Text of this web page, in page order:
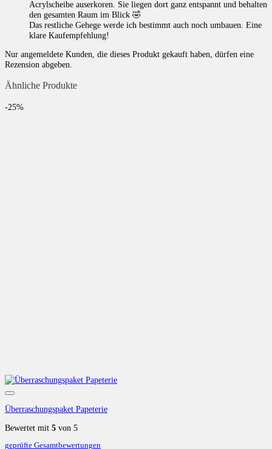
Acrylscheibe auserkoren. Sie liegen dort ganz entspannt und behalten
den gesamten Raum im Blick 🤣
Das restliche Gehege werde ich bestimmt auch noch umbauen. Eine
klare Kaufempfehlung!
Nur angemeldete Kunden, die dieses Produkt gekauft haben, dürfen eine
Rezension abgeben.
Ähnliche Produkte
-25%
Überraschungspaket Papeterie
Bewertet mit 5 von 5
geprüfte Gesamtbewertungen